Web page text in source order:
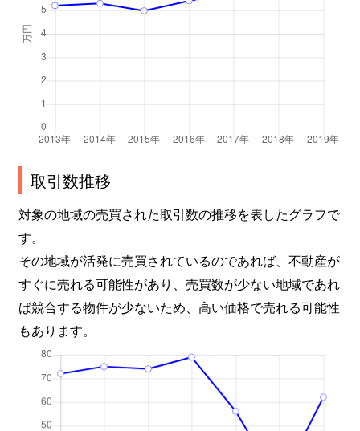
取引数推移
対象の地域の売買された取引数の推移を表したグラフで
す。
その地域が活発に売買されているのであれば、不動産が
すぐに売れる可能性があり、売買数が少ない地域であれ
ば競合する物件が少ないため、高い価格で売れる可能性
もあります。